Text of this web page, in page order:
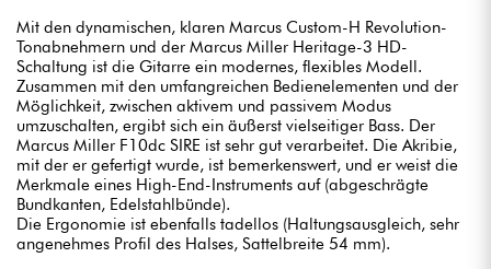
Mit den dynamischen, klaren Marcus Custom-H Revolution-
Tonabnehmern und der Marcus Miller Heritage-3 HD-
Schaltung ist die Gitarre ein modernes, flexibles Modell.
Zusammen mit den umfangreichen Bedienelementen und der
Möglichkeit, zwischen aktivem und passivem Modus
umzuschalten, ergibt sich ein äußerst vielseitiger Bass. Der
Marcus Miller F10dc SIRE ist sehr gut verarbeitet. Die Akribie,
mit der er gefertigt wurde, ist bemerkenswert, und er weist die
Merkmale eines High-End-Instruments auf (abgeschrägte
Bundkanten, Edelstahlbünde).
Die Ergonomie ist ebenfalls tadellos (Haltungsausgleich, sehr
angenehmes Profil des Halses, Sattelbreite 54 mm).